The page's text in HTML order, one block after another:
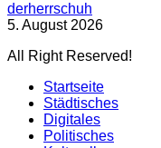
derherrschuh
5. August 2026
All Right Reserved!
Startseite
Städtisches
Digitales
Politisches